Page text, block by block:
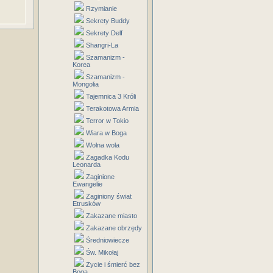
Rzymianie
Sekrety Buddy
Sekrety Delf
Shangri-La
Szamanizm -
Korea
Szamanizm -
Mongolia
Tajemnica 3 Króli
Terakotowa Armia
Terror w Tokio
Wiara w Boga
Wolna wola
Zagadka Kodu
Leonarda
Zaginione
Ewangelie
Zaginiony świat
Etrusków
Zakazane miasto
Zakazane obrzędy
Średniowiecze
Św. Mikołaj
Życie i śmierć bez